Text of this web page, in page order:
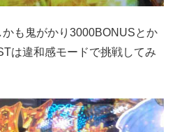
も鬼がかり3000BONUSとか
は違和感モードで挑戦してみ